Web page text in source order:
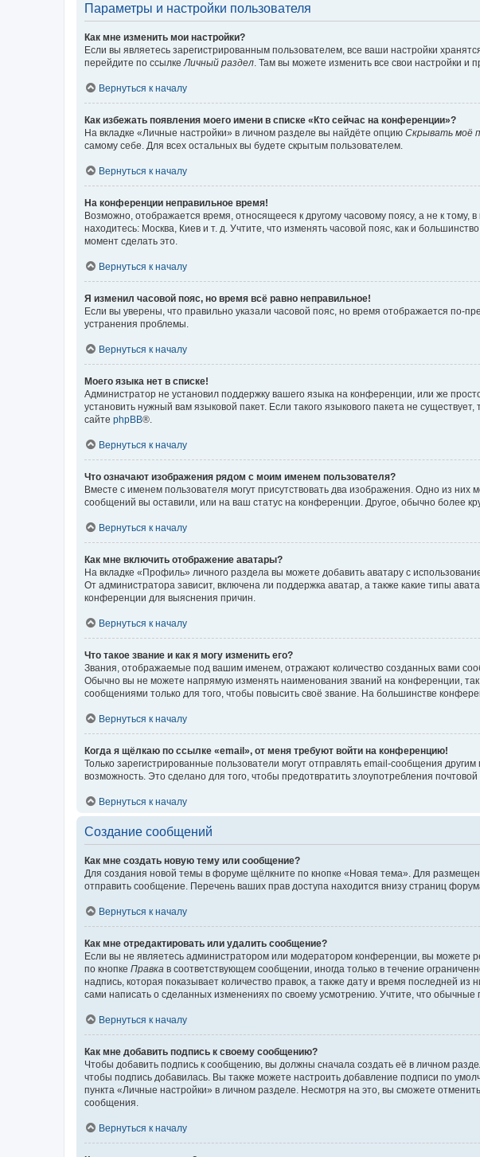
Параметры и настройки пользователя
Как мне изменить мои настройки?
Если вы являетесь зарегистрированным пользователем, все ваши настройки
перейдите по ссылке Личный раздел . Там вы можете изменить все свои настройки и
Вернуться к началу
Как избежать появления моего имени в списке «Кто сейчас на конференции»?
На вкладке «Личные настройки» в личном разделе вы найдёте опцию Скрывать моё
самому себе. Для всех остальных вы будете скрытым пользователем.
Вернуться к началу
На конференции неправильное время!
Возможно, отображается время, относящееся к другому часовому поясу, а не к тому,
находитесь: Москва, Киев и т. д. Учтите, что изменять часовой пояс, как и
момент сделать это.
Вернуться к началу
Я изменил часовой пояс, но время всё равно неправильное!
Если вы уверены, что правильно указали часовой пояс, но время отображается по-
устранения проблемы.
Вернуться к началу
Моего языка нет в списке!
Администратор не установил поддержку вашего языка на конференции, или же
установить нужный вам языковой пакет. Если такого языкового пакета не
сайте phpBB®.
Вернуться к началу
Что означают изображения рядом с моим именем пользователя?
Вместе с именем пользователя могут присутствовать два изображения. Одно из них
сообщений вы оставили, или на ваш статус на конференции. Другое, обычно более
Вернуться к началу
Как мне включить отображение аватары?
На вкладке «Профиль» личного раздела вы можете добавить аватару с
От администратора зависит, включена ли поддержка аватар, а также какие типы
конференции для выяснения причин.
Вернуться к началу
Что такое звание и как я могу изменить его?
Звания, отображаемые под вашим именем, отражают количество созданных вами
Обычно вы не можете напрямую изменять наименования званий на конференции,
сообщениями только для того, чтобы повысить своё звание. На большинстве
Вернуться к началу
Когда я щёлкаю по ссылке «email», от меня требуют войти на конференцию!
Только зарегистрированные пользователи могут отправлять email-сообщения
возможность. Это сделано для того, чтобы предотвратить злоупотребления
Вернуться к началу
Создание сообщений
Как мне создать новую тему или сообщение?
Для создания новой темы в форуме щёлкните по кнопке «Новая тема». Для
отправить сообщение. Перечень ваших прав доступа находится внизу страниц
Вернуться к началу
Как мне отредактировать или удалить сообщение?
Если вы не являетесь администратором или модератором конференции, вы можете
по кнопке Правка в соответствующем сообщении, иногда только в течение
надпись, которая показывает количество правок, а также дату и время последней
сами написать о сделанных изменениях по своему усмотрению. Учтите, что обычные
Вернуться к началу
Как мне добавить подпись к своему сообщению?
Чтобы добавить подпись к сообщению, вы должны сначала создать её в личном
чтобы подпись добавилась. Вы также можете настроить добавление подписи по
пункта «Личные настройки» в личном разделе. Несмотря на это, вы сможете
сообщения.
Вернуться к началу